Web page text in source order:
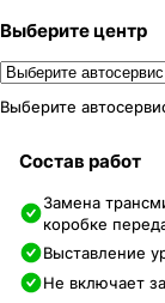
Выберите центр
Выберите
Состав работ
Замена
коробке
Выставление
Не включает